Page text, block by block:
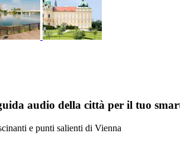
audio della città per il tuo
e punti salienti di Vienna